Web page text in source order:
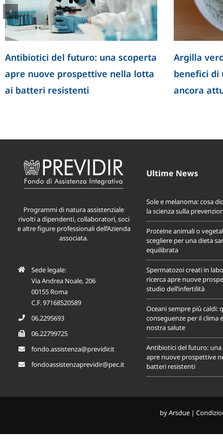
del futuro: una scoperta
prospettive nella lotta
resistenti
Argilla verde:
benefici di un
ancora attuale
Programmi di natura assistenziale
rivolti a dipendenti, collaboratori, soci
e altre figure professionali dell’Azienda
associata.
Sede legale:
Via Andrea Noale, 206
00155 Roma
C.F. 97168520589
06.2295693
06.22799725
fondo.assistenza@previdir.it
fondoassistenzaprevidir@pec.it
Ultime News
Sole e melanoma: cosa
la scienza sulla
Proteine animali o
scegliere per una dieta
equilibrata
Spermatozoi creati in
ricerca apre nuove
studio dell’infertilità
Oceani sempre più caldi:
conseguenze per il clima
nostra salute
Antibiotici del futuro: una
apre nuove prospettive
batteri resistenti
byArsdue |